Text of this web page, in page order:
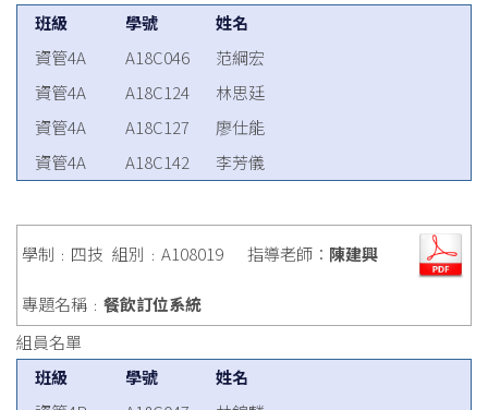
班級
學號
姓名
資管4A
A18C046
范綱宏
資管4A
A18C124
林思廷
資管4A
A18C127
廖仕能
資管4A
A18C142 李芳儀
學制﹕四技 組別﹕A108019 指導老師： 陳建興
專題名稱﹕ 餐飲訂位系統
組員名單
班級
學號
姓名